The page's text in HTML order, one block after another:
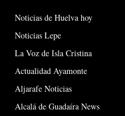
Noticias de Huelva hoy
Noticias Lepe
La Voz de Isla Cristina
Actualidad Ayamonte
Aljarafe Noticias
Alcalá de Guadaíra News